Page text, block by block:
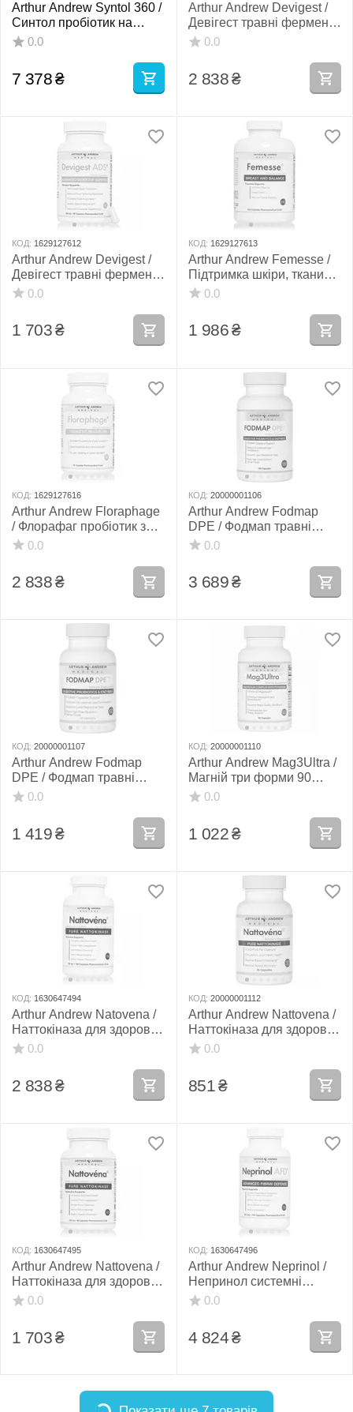
Arthur Andrew Syntol 360 /
Синтол пробіотик на
основі спор 360 капсул
0.0
7 378₴
Arthur Andrew Devigest /
Девігест травні ферменти
повного спектру 180
0.0
2 838₴
КОД: 1629127612
Arthur Andrew Devigest /
Девігест травні ферменти
повного спектру 90
0.0
1 703₴
КОД: 1629127613
Arthur Andrew Femesse /
Підтримка шкіри, тканини
грудей і здоровий рівень
0.0
1 986₴
КОД: 1629127616
Arthur Andrew Floraphage
/ Флорафаг пробіотик з
бактерофагами 90 капсул
0.0
2 838₴
КОД: 20000001106
Arthur Andrew Fodmap
DPE / Фодмап травні
ферменти для вуглеводів
0.0
3 689₴
КОД: 20000001107
Arthur Andrew Fodmap
DPE / Фодмап травні
ферменти для вуглеводів
0.0
1 419₴
КОД: 20000001110
Arthur Andrew Mag3Ultra /
Магній три форми 90
капсул
0.0
1 022₴
КОД: 1630647494
Arthur Andrew Natovena /
Наттокіназа для здоров'я
серцево-судинної
0.0
2 838₴
КОД: 20000001112
Arthur Andrew Nattovena /
Наттокіназа для здоров'я
серцево-судинної
0.0
851₴
КОД: 1630647495
Arthur Andrew Nattovena /
Наттокіназа для здоров'я
серцево-судинної
0.0
1 703₴
КОД: 1630647496
Arthur Andrew Neprinol /
Непринол системні
ферменти для здорового
0.0
4 824₴